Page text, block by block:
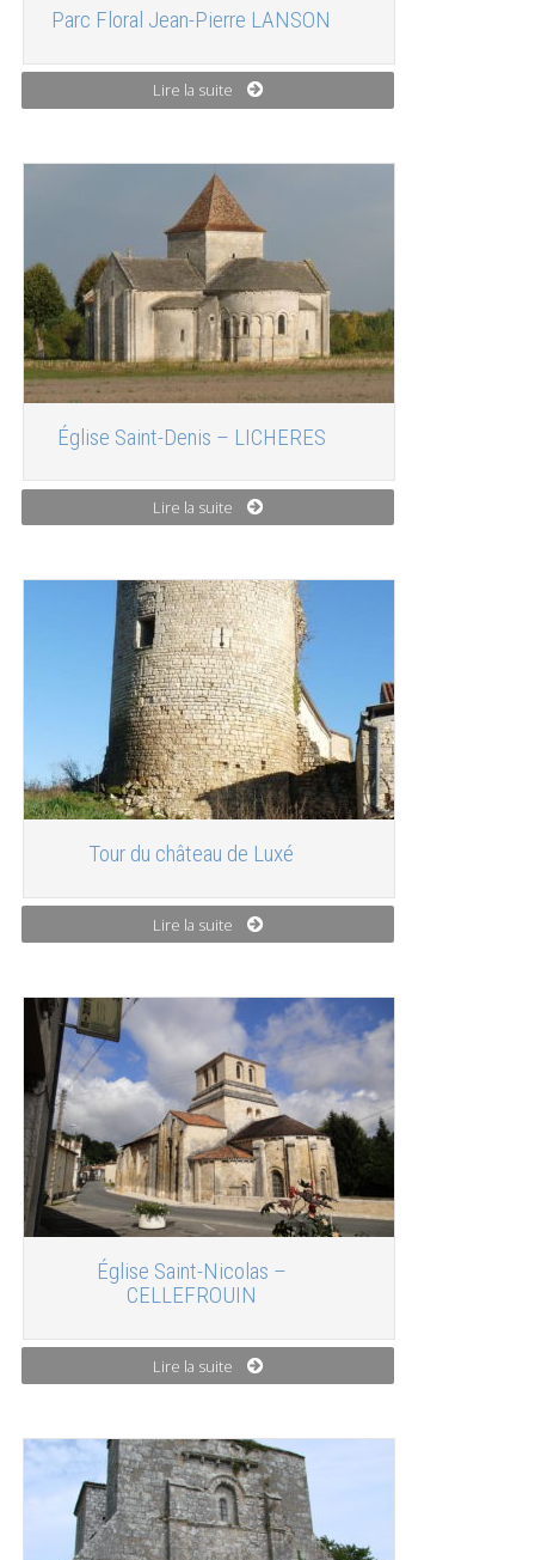
Parc Floral Jean-Pierre LANSON
Lire la suite
Église Saint-Denis – LICHERES
Lire la suite
Tour du château de Luxé
Lire la suite
Église Saint-Nicolas –
CELLEFROUIN
Lire la suite